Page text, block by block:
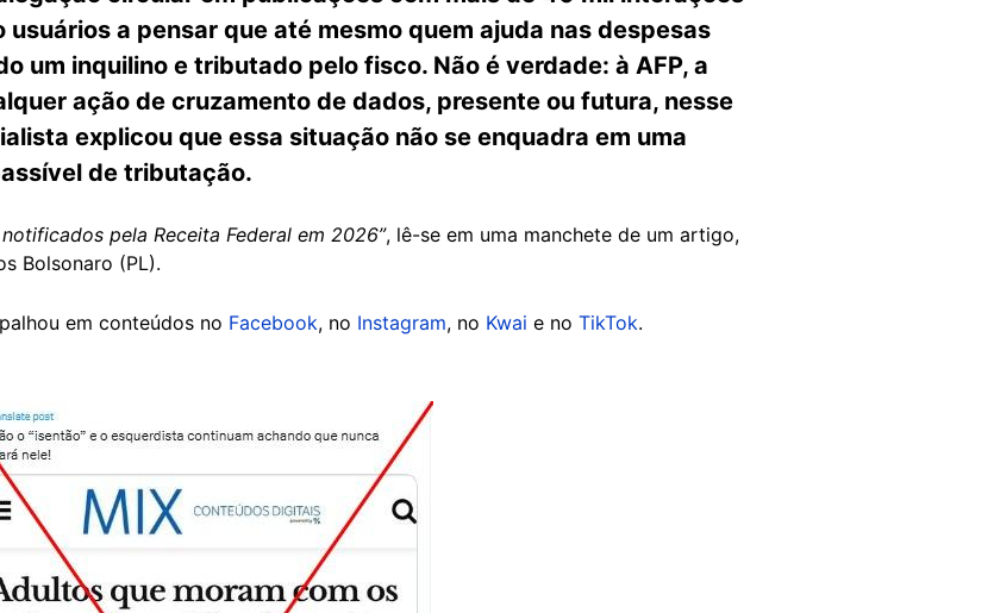
a pensar que até mesmo quem ajuda nas despesas
um inquilino e tributado pelo fisco. Não é verdade: à AFP, a
ação de cruzamento de dados, presente ou futura, nesse
explicou que essa situação não se enquadra em uma
de tributação.
pela Receita Federal em 2026”, lê-se em uma manchete de um artigo,
Bolsonaro (PL).
em conteúdos no Facebook, no Instagram, no Kwai e no TikTok.